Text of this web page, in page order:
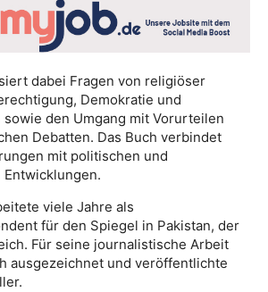
dabei Fragen von religiöser
Demokratie und
den Umgang mit Vorurteilen
Debatten. Das Buch verbindet
mit politischen und
viele Jahre als
für den Spiegel in Pakistan, der
Für seine journalistische Arbeit
ausgezeichnet und veröffentlichte